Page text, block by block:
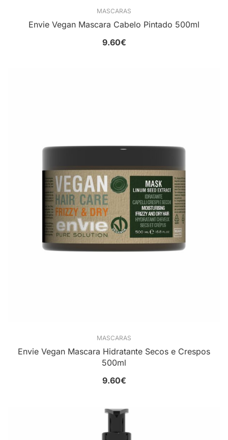
MASCARAS
Envie Vegan Mascara Cabelo Pintado 500ml
9.60€
MASCARAS
Envie Vegan Mascara Hidratante Secos e Crespos
500ml
9.60€